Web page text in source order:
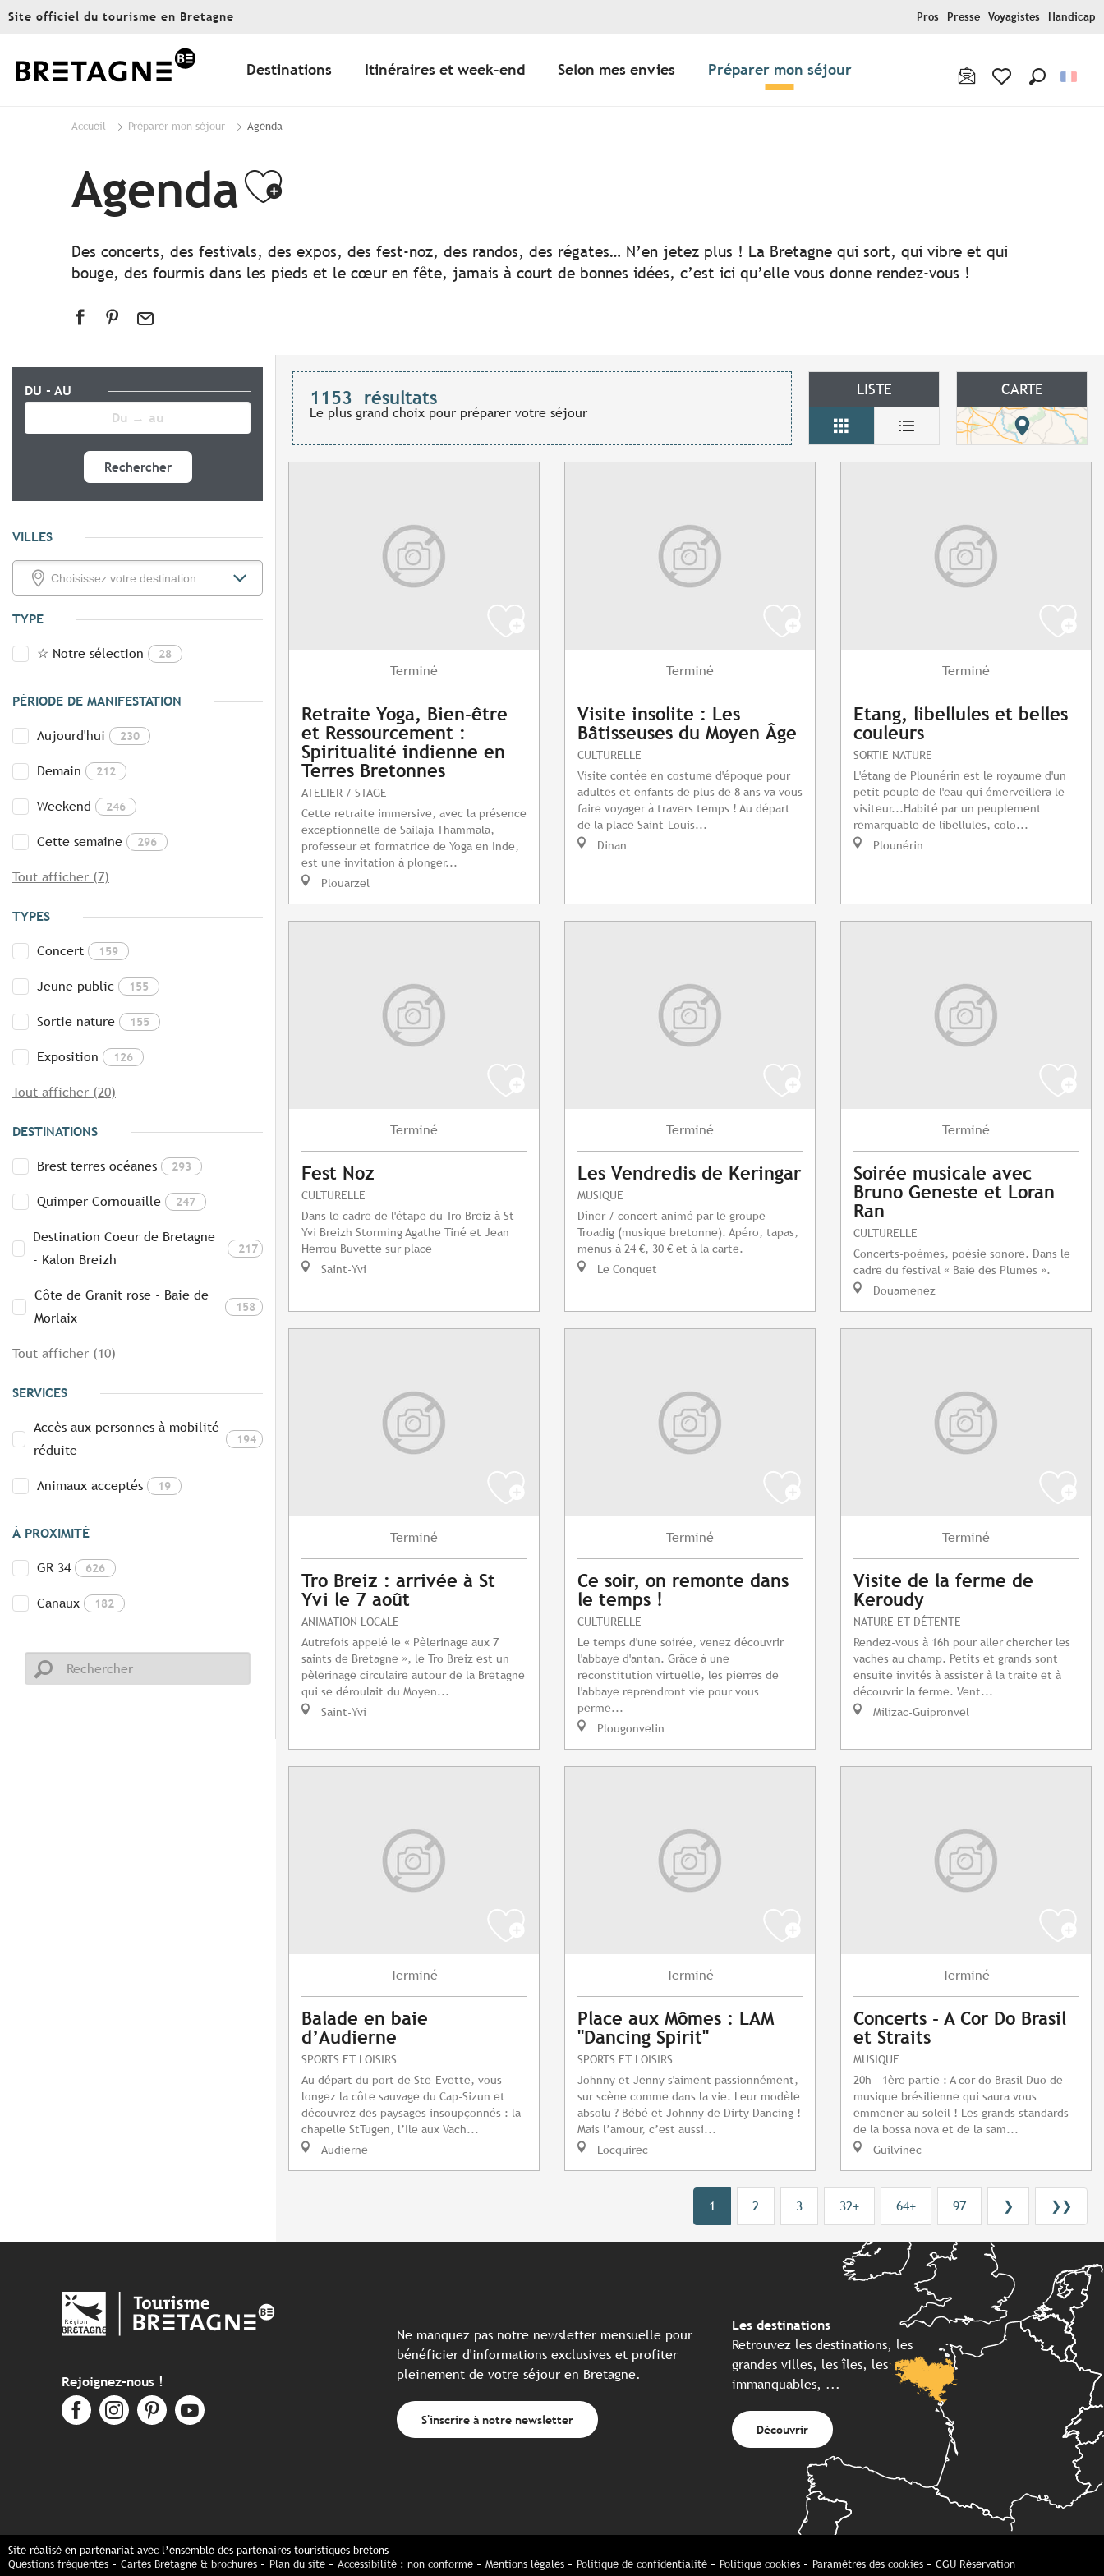
Aller
principal
Site officiel du tourisme en Bretagne Pros Presse Voyagistes Handicap
Destinations Itinéraires et week-end Selon mes envies Préparer mon séjour
Accueil Préparer mon séjour Agenda
AgendaAjouter aux favoris
Des concerts, des festivals, des expos, des fest-noz, des randos, des régates… N’en jetez plus ! La Bretagne qui sort, qui vibre et qui
bouge, des fourmis dans les pieds et le cœur en fête, jamais à court de bonnes idées, c’est ici qu’elle vous donne rendez-vous !
DU - AU
Rechercher
VILLES
TYPE
☆ Notre sélection 28
PÉRIODE DE MANIFESTATION
Aujourd'hui 230
Demain 212
Weekend 246
Cette semaine 296
Tout afficher (7)
TYPES
Concert 159
Jeune public 155
Sortie nature 155
Exposition 126
Tout afficher (20)
DESTINATIONS
Brest terres océanes 293
Quimper Cornouaille 247
Destination Coeur de Bretagne
- Kalon Breizh
217
Côte de Granit rose - Baie de
Morlaix
158
Tout afficher (10)
SERVICES
Accès aux personnes à mobilité
réduite
194
Animaux acceptés 19
À PROXIMITÉ
GR 34 626
Canaux 182
1153 résultats
Le plus grand choix pour préparer votre séjour
LISTE CARTE
Terminé
Retraite Yoga, Bien-être
et Ressourcement :
Spiritualité indienne en
Terres Bretonnes
ATELIER / STAGE
Cette retraite immersive, avec la présence
exceptionnelle de Sailaja Thammala,
professeur et formatrice de Yoga en Inde,
est une invitation à plonger...
Plouarzel
Terminé
Visite insolite : Les
Bâtisseuses du Moyen Âge
CULTURELLE
Visite contée en costume d'époque pour
adultes et enfants de plus de 8 ans va vous
faire voyager à travers temps ! Au départ
de la place Saint-Louis...
Dinan
Terminé
Etang, libellules et belles
couleurs
SORTIE NATURE
L'étang de Plounérin est le royaume d'un
petit peuple de l'eau qui émerveillera le
visiteur...Habité par un peuplement
remarquable de libellules, colo...
Plounérin
Terminé
Fest Noz
CULTURELLE
Dans le cadre de l'étape du Tro Breiz à St
Yvi Breizh Storming Agathe Tiné et Jean
Herrou Buvette sur place
Saint-Yvi
Terminé
Les Vendredis de Keringar
MUSIQUE
Dîner / concert animé par le groupe
Troadig (musique bretonne). Apéro, tapas,
menus à 24 €, 30 € et à la carte.
Le Conquet
Terminé
Soirée musicale avec
Bruno Geneste et Loran
Ran
CULTURELLE
Concerts-poèmes, poésie sonore. Dans le
cadre du festival « Baie des Plumes ».
Douarnenez
Terminé
Tro Breiz : arrivée à St
Yvi le 7 août
ANIMATION LOCALE
Autrefois appelé le « Pèlerinage aux 7
saints de Bretagne », le Tro Breiz est un
pèlerinage circulaire autour de la Bretagne
qui se déroulait du Moyen...
Saint-Yvi
Terminé
Ce soir, on remonte dans
le temps !
CULTURELLE
Le temps d'une soirée, venez découvrir
l'abbaye d'antan. Grâce à une
reconstitution virtuelle, les pierres de
l'abbaye reprendront vie pour vous
perme...
Plougonvelin
Terminé
Visite de la ferme de
Keroudy
NATURE ET DÉTENTE
Rendez-vous à 16h pour aller chercher les
vaches au champ. Petits et grands sont
ensuite invités à assister à la traite et à
découvrir la ferme. Vent...
Milizac-Guipronvel
Terminé
Balade en baie
d’Audierne
SPORTS ET LOISIRS
Au départ du port de Ste-Evette, vous
longez la côte sauvage du Cap-Sizun et
découvrez des paysages insoupçonnés : la
chapelle StTugen, l’Ile aux Vach...
Audierne
Terminé
Place aux Mômes : LAM
"Dancing Spirit"
SPORTS ET LOISIRS
Johnny et Jenny s'aiment passionnément,
sur scène comme dans la vie. Leur modèle
absolu ? Bébé et Johnny de Dirty Dancing !
Mais l’amour, c’est aussi...
Locquirec
Terminé
Concerts - A Cor Do Brasil
et Straits
MUSIQUE
20h - 1ère partie : A cor do Brasil Duo de
musique brésilienne qui saura vous
emmener au soleil ! Les grands standards
de la bossa nova et de la sam...
Guilvinec
1 2 3 32+ 64+ 97 ❯ ❯❯
Rejoignez-nous !
Ne manquez pas notre newsletter mensuelle pour
bénéficier d'informations exclusives et profiter
pleinement de votre séjour en Bretagne.
S'inscrire à notre newsletter
Les destinations
Retrouvez les destinations, les
grandes villes, les îles, les
immanquables, ...
Découvrir
Site réalisé en partenariat avec l’ensemble des partenaires touristiques bretons
Questions fréquentes
Cartes Bretagne & brochures Plan du site Accessibilité : non conforme Mentions légales Politique de confidentialité Politique cookies Paramètres des cookies CGU Réservation